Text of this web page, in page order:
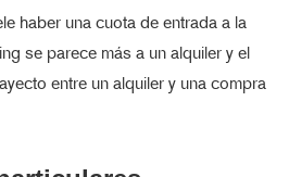
haber una cuota de entrada a la
se parece más a un alquiler y el
entre un alquiler y una compra